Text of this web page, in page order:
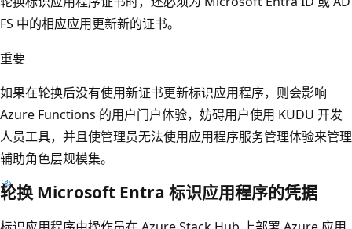
FS 中的相应应用更新新的证书。
重要
如果在轮换后没有使用新证书更新标识应用程序，则会影响
Azure Functions 的用户门户体验，妨碍用户使用 KUDU 开发
人员工具，并且使管理员无法使用应用程序服务管理体验来管理
辅助角色层规模集。
轮换 Microsoft Entra 标识应用程序的凭据